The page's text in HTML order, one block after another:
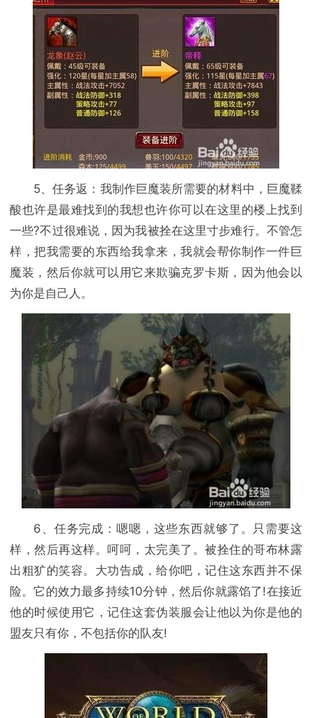
5、任务返：我制作巨魔装所需要的材料中，巨魔鞣
酸也许是最难找到的我想也许你可以在这里的楼上找到
一些?不过很难说，因为我被拴在这里寸步难行。不管怎
样，把我需要的东西给我拿来，我就会帮你制作一件巨
魔装，然后你就可以用它来欺骗克罗卡斯，因为他会以
为你是自己人。
6、任务完成：嗯嗯，这些东西就够了。只需要这
样，然后再这样。呵呵，太完美了。被拴住的哥布林露
出粗犷的笑容。大功告成，给你吧，记住这东西并不保
险。它的效力最多持续10分钟，然后你就露馅了!在接近
他的时候使用它，记住这套伪装服会让他以为你是他的
盟友只有你，不包括你的队友!